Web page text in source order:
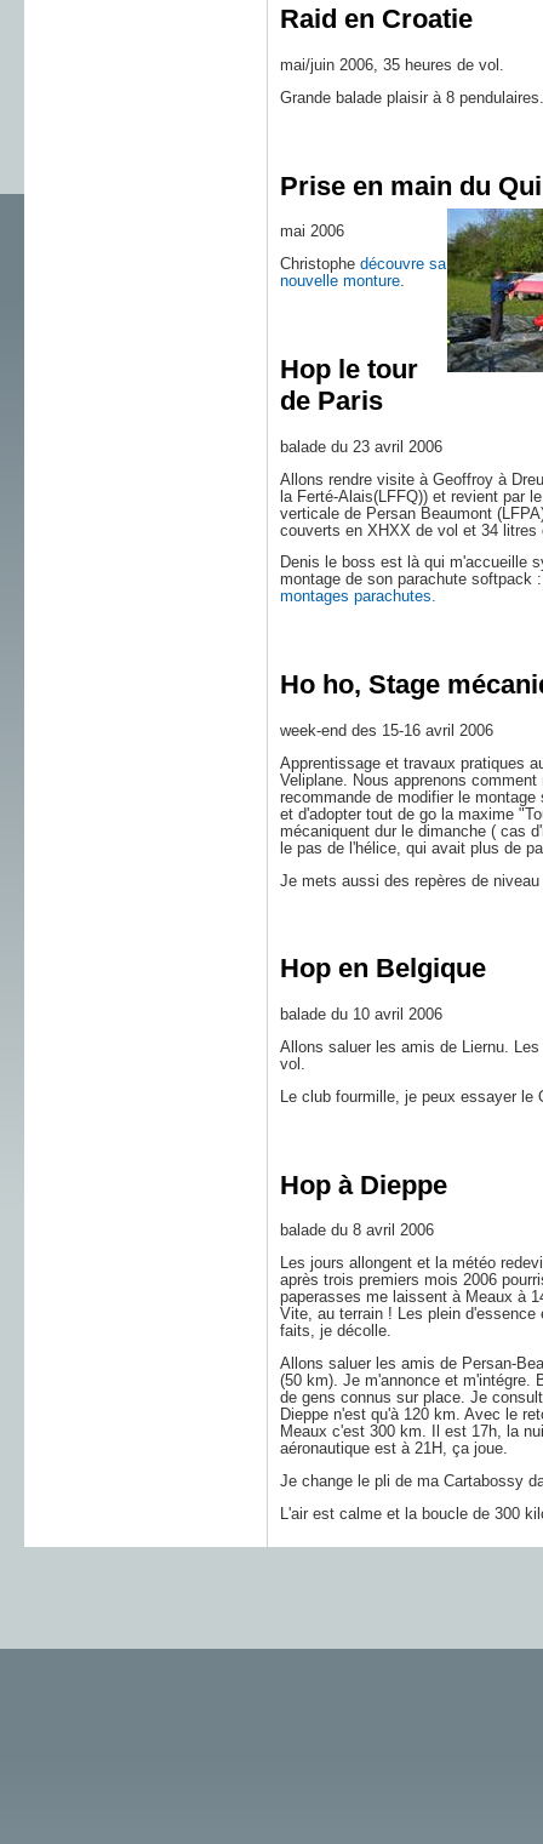
Raid en Croatie
mai/juin 2006, 35 heures de vol.
Grande balade plaisir à 8
Prise en main du
mai 2006
Christophe découvre sa
nouvelle monture.
Hop le tour
de Paris
balade du 23 avril 2006
Allons rendre visite à Geoffroy à
la Ferté-Alais(LFFQ)) et revient par
verticale de Persan Beaumont
couverts en XHXX de vol et 34 litres
Denis le boss est là qui m'accueille
montage de son parachute softpack
montages parachutes.
Ho ho, Stage
week-end des 15-16 avril 2006
Apprentissage et travaux pratiques
Veliplane. Nous apprenons
recommande de modifier le
et d'adopter tout de go la maxime
mécaniquent dur le dimanche ( cas
le pas de l'hélice, qui avait plus de
Je mets aussi des repères de
Hop en Belgique
balade du 10 avril 2006
Allons saluer les amis de Liernu.
vol.
Le club fourmille, je peux essayer le
Hop à Dieppe
balade du 8 avril 2006
Les jours allongent et la météo
après trois premiers mois 2006
paperasses me laissent à Meaux à
Vite, au terrain ! Les plein d'essence
faits, je décolle.
Allons saluer les amis de Persan-
(50 km). Je m'annonce et m'intégre.
de gens connus sur place. Je
Dieppe n'est qu'à 120 km. Avec le
Meaux c'est 300 km. Il est 17h, la
aéronautique est à 21H, ça joue.
Je change le pli de ma Cartabossy
L'air est calme et la boucle de 300